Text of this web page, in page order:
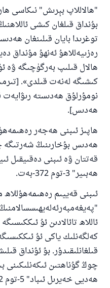
"ھالاللاپ بېرىش" نىكاسى
بۇنداق قىلغان كىشى
توغرىدا بايان قىلىنغان
رەزىيەللاھۇ ئەنھۇ مۇنداق
ھالال قىلىپ بەرگۈچىگە ۋە
ھەدىس].
ھاپىز ئىبنى ھەجەر
ھەدىس بۇخارىنىڭ
قەتتان ۋە ئىبنى دەقىيقىل
ھەبىير" 3-توم 372-بەت.
ئىبنى قەييىم
ئاللاھ تائالادىن ئۇ
كەلگەنلىك ياكى ئۇ
قىلغانلىقىدۇر. بۇ ئۇنداق
چوڭ گۇناھتىن ئىكەنلىكىنى
ھەديى خەيرىل ئىباد" 5-توم 672-بەت].